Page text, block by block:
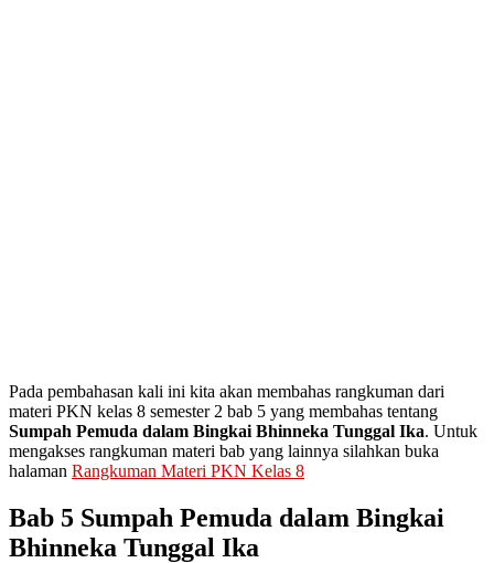
Pada pembahasan kali ini kita akan membahas rangkuman dari
materi PKN kelas 8 semester 2 bab 5 yang membahas tentang
Sumpah Pemuda dalam Bingkai Bhinneka Tunggal Ika. Untuk
mengakses rangkuman materi bab yang lainnya silahkan buka
halaman Rangkuman Materi PKN Kelas 8
Bab 5 Sumpah Pemuda dalam Bingkai
Bhinneka Tunggal Ika